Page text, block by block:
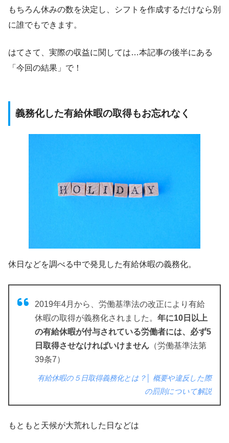
もちろん休みの数を決定し、シフトを作成するだけなら別
に誰でもできます。
はてさて、実際の収益に関しては…本記事の後半にある
「今回の結果」で！
義務化した有給休暇の取得もお忘れなく
休日などを調べる中で発見した有給休暇の義務化。
2019年4月から、労働基準法の改正により有給
休暇の取得が義務化されました。 年に10日以上
の有給休暇が付与されている労働者には、必ず5
日取得させなければいけません （労働基準法第
39条7）
有給休暇の５日取得義務化とは？│ 概要や違反した際
の罰則について解説
もともと天候が大荒れした日などは